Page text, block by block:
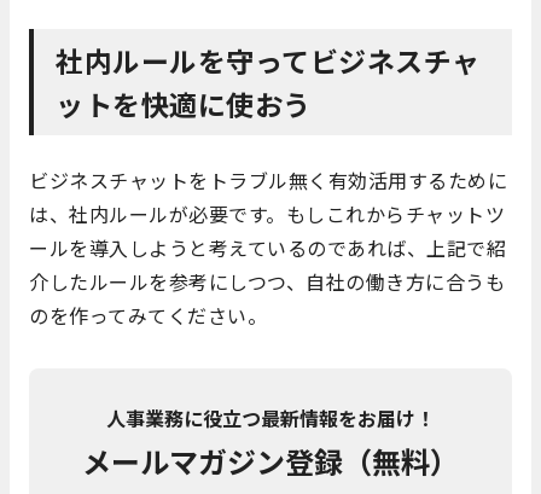
社内ルールを守ってビジネスチャ
ットを快適に使おう
ビジネスチャットをトラブル無く有効活用するために
は、社内ルールが必要です。もしこれからチャットツ
ールを導入しようと考えているのであれば、上記で紹
介したルールを参考にしつつ、自社の働き方に合うも
のを作ってみてください。
人事業務に役立つ最新情報をお届け！
メールマガジン登録（無料）